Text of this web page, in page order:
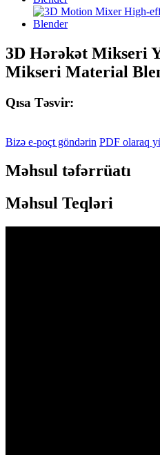
3D Hərəkət Mikseri
Mikseri Material
Qısa Təsvir:
Bizə e-poçt göndərin PDF olaraq
Məhsul təfərrüatı
Məhsul Teqləri